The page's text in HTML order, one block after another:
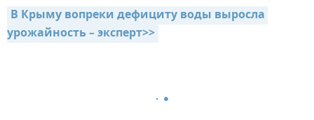
В Крыму вопреки дефициту воды выросла
урожайность – эксперт>>